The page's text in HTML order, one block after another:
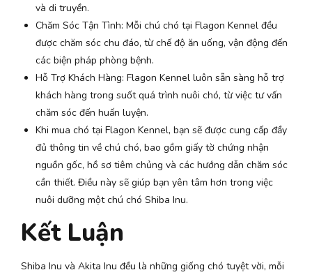
và di truyền.
Chăm Sóc Tận Tình: Mỗi chú chó tại Flagon Kennel đều
được chăm sóc chu đáo, từ chế độ ăn uống, vận động đến
các biện pháp phòng bệnh.
Hỗ Trợ Khách Hàng: Flagon Kennel luôn sẵn sàng hỗ trợ
khách hàng trong suốt quá trình nuôi chó, từ việc tư vấn
chăm sóc đến huấn luyện.
Khi mua chó tại Flagon Kennel, bạn sẽ được cung cấp đầy
đủ thông tin về chú chó, bao gồm giấy tờ chứng nhận
nguồn gốc, hồ sơ tiêm chủng và các hướng dẫn chăm sóc
cần thiết. Điều này sẽ giúp bạn yên tâm hơn trong việc
nuôi dưỡng một chú chó Shiba Inu.
Kết Luận
Shiba Inu và Akita Inu đều là những giống chó tuyệt vời, mỗi